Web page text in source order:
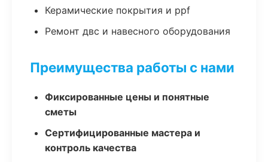
Керамические покрытия и ppf
Ремонт двс и навесного оборудования
Преимущества работы с нами
Фиксированные цены и понятные
сметы
Сертифицированные мастера и
контроль качества